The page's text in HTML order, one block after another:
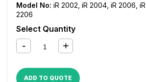
Model No: iR 2002 iR 2004 iR 2006
2206
Select Quantity
ADD TO QUOTE